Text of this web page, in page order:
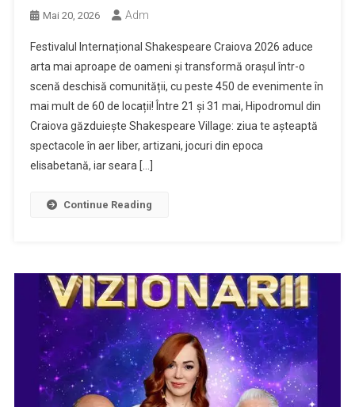
Mai 20, 2026 Adm
Festivalul Internațional Shakespeare Craiova 2026 aduce
arta mai aproape de oameni și transformă orașul într-o
scenă deschisă comunității, cu peste 450 de evenimente în
mai mult de 60 de locații! Între 21 și 31 mai, Hipodromul din
Craiova găzduiește Shakespeare Village: ziua te așteaptă
spectacole în aer liber, artizani, jocuri din epoca
elisabetană, iar seara […]
Continue Reading